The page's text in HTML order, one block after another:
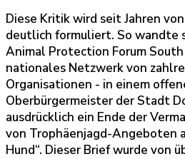
Diese Kritik wird seit Jahren
deutlich formuliert. So wandte
Animal Protection Forum
nationales Netzwerk von
Organisationen - in einem
Oberbürgermeister der Stadt
ausdrücklich ein Ende der
von Trophäenjagd-Angeboten
Hund“. Dieser Brief wurde von